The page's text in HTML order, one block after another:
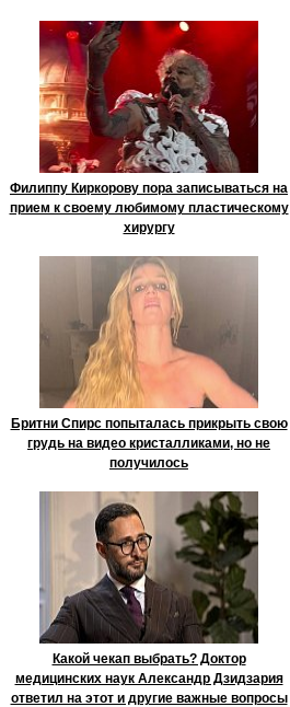
Филиппу Киркорову пора записываться на
прием к своему любимому пластическому
хирургу
Бритни Спирс попыталась прикрыть свою
грудь на видео кристалликами, но не
получилось
Какой чекап выбрать? Доктор
медицинских наук Александр Дзидзария
ответил на этот и другие важные вопросы